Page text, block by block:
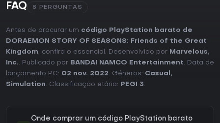
FAQ 8 PERGUNTAS
Antes de procurar um código PlayStation barato de
DORAEMON STORY OF SEASONS: Friends of the Great
Kingdom, confira o essencial. Desenvolvido por Marvelous,
Inc.. Publicado por BANDAI NAMCO Entertainment. Data de
lançamento PC: 02 nov. 2022. Géneros: Casual ,
Simulation. Classificação etária: PEGI 3.
Onde comprar um código PlayStation barato